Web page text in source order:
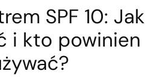
SPF 10: Jak
i kto powinien